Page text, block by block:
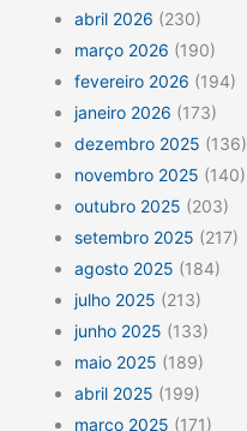
abril 2026 (230)
março 2026 (190)
fevereiro 2026 (194)
janeiro 2026 (173)
dezembro 2025 (136)
novembro 2025 (140)
outubro 2025 (203)
setembro 2025 (217)
agosto 2025 (184)
julho 2025 (213)
junho 2025 (133)
maio 2025 (189)
abril 2025 (199)
março 2025 (171)